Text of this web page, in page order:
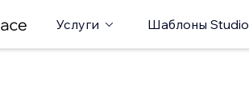
Услуги Шаблоны Studio